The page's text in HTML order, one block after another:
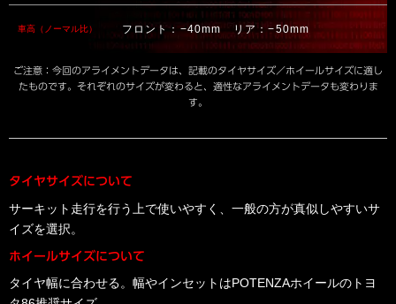
車高（ノーマル比） フロント：−40mm リア：−50mm
ご注意：今回のアライメントデータは、記載のタイヤサイズ／ホイールサイズに適し
たものです。それぞれのサイズが変わると、適性なアライメントデータも変わりま
す。
タイヤサイズについて
サーキット走行を行う上で使いやすく、一般の方が真似しやすいサ
イズを選択。
ホイールサイズについて
タイヤ幅に合わせる。幅やインセットはPOTENZAホイールのトヨ